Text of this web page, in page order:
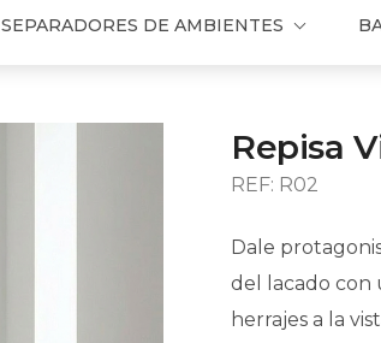
SEPARADORES DE AMBIENTES
Repisa
REF: R02
Dale
del lacado con
herrajes a la